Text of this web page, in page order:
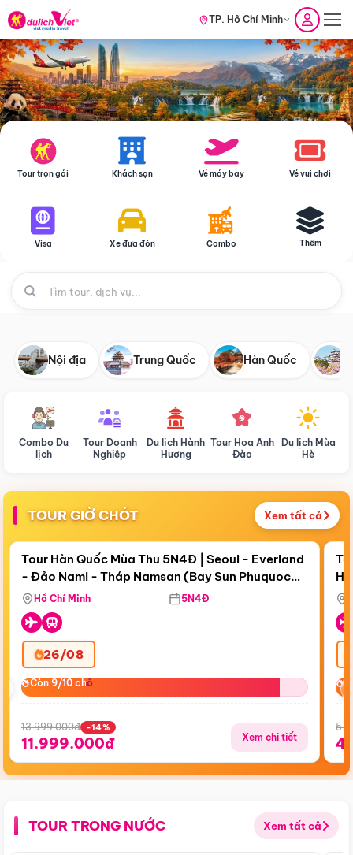
TP. Hồ Chí Minh
Tour trọn gói Khách sạn Vé máy bay Vé vui chơi
Visa Xe đưa đón Combo Thêm
Nội địa Trung Quốc Hàn Quốc
Combo Du
lịch
Tour Doanh
Nghiệp
Du lịch Hành
Hương
Tour Hoa Anh
Đào
Du lịch Mùa
Hè
TOUR GIỜ CHÓT Xem tất cả
Còn17 ngày 17:29:21
Bay Sun Phuquoc Airways
Điểm nổi bật
Tour Hàn Quốc Mùa Thu 5N4Đ | Seoul - Everland
- Đảo Nami - Tháp Namsan (Bay Sun Phuquoc
Airways)
Hồ Chí Minh 5N4Đ
26/08
Còn 9/10 chỗ
Còn 9/10 chỗ
13.999.000đ -14%
11.999.000đ Xem chi tiết
TOUR TRONG NƯỚC Xem tất cả
Điểm nổi bật